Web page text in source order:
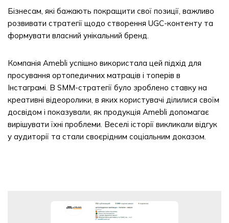
Бізнесам, які бажають покращити свої позиції, важливо
розвивати стратегії щодо створення UGC-контенту та
формувати власний унікальний бренд.
Компанія Amebli успішно використала цей підхід для
просування ортопедичних матраців і топерів в
Інстаграмі. В SMM-стратегії було зроблено ставку на
креативні відеоролики, в яких користувачі ділилися своїм
досвідом і показували, як продукція Amebli допомагає
вирішувати їхні проблеми. Веселі історії викликали відгук
у аудиторії та стали своєрідним соціальним доказом.